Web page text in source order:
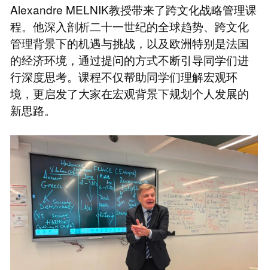
Alexandre MELNIK教授带来了跨文化战略管理课
程。他深入剖析二十一世纪的全球趋势、跨文化
管理背景下的机遇与挑战，以及欧洲特别是法国
的经济环境，通过提问的方式不断引导同学们进
行深度思考。课程不仅帮助同学们理解宏观环
境，更启发了大家在宏观背景下规划个人发展的
新思路。